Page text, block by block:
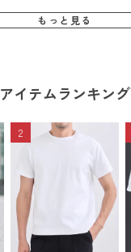
もっと見る
アイテムランキング
2